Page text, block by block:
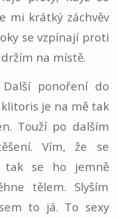
mi krátký záchvěv
se vzpínají proti
na místě.
ponoření do
je na mě tak
Touží po dalším
Vím, že se
tak se ho jemně
tělem. Slyším
to já. To sexy